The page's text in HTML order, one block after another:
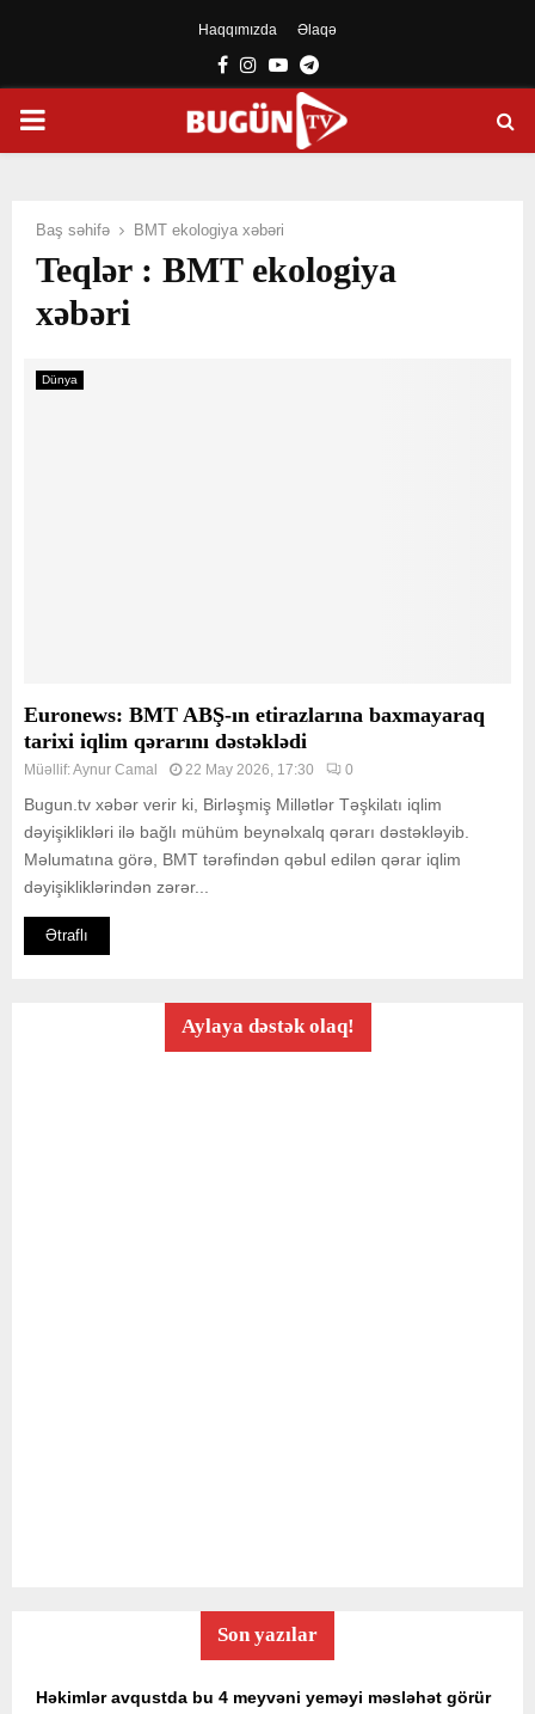
Haqqımızda Əlaqə
Facebook
Instagram
YoutubeTelegram
PRIMARY
Baş səhifə BMT ekologiya xəbəri
Teqlər : BMT ekologiya
xəbəri
Dünya
Euronews: BMT ABŞ-ın etirazlarına baxmayaraq
tarixi iqlim qərarını dəstəklədi
Müəllif:Aynur Camal 22 May 2026, 17:30 0
Bugun.tv xəbər verir ki, Birləşmiş Millətlər Təşkilatı iqlim
dəyişiklikləri ilə bağlı mühüm beynəlxalq qərarı dəstəkləyib.
Məlumatına görə, BMT tərəfindən qəbul edilən qərar iqlim
dəyişikliklərindən zərər...
Ətraflı
Aylaya dəstək olaq!
Son yazılar
Həkimlər avqustda bu 4 meyvəni yeməyi məsləhət görür